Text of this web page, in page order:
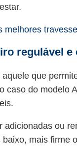
melhores
regulável
que
caso do modelo
adicionadas ou
mais firme